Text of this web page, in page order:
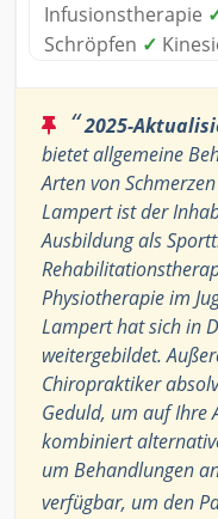
Infusionstherapie
Schröpfen ✓
“2025-
bietet allgemeine
Arten von
Lampert ist der
Ausbildung als
Physiotherapie im
Lampert hat sich in
weitergebildet.
Chiropraktiker
Geduld, um auf Ihre
kombiniert
um Behandlungen
verfügbar, um den